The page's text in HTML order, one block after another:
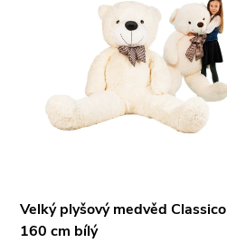
Velký plyšový medvěd Classico
160 cm bílý